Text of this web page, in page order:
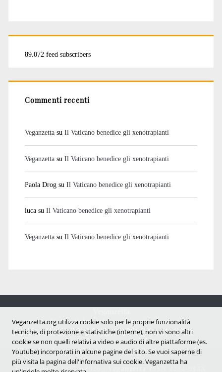
89.072 feed subscribers
Commenti recenti
Veganzettasu Il Vaticano benedice gli xenotrapianti
Veganzettasu Il Vaticano benedice gli xenotrapianti
Paola Drogsu Il Vaticano benedice gli xenotrapianti
lucasu Il Vaticano benedice gli xenotrapianti
Veganzettasu Il Vaticano benedice gli xenotrapianti
Notizie dal mondo vegan e antispecista
Copyright © 2007 - 2026 |
Veganzetta.org utilizza cookie solo per le proprie funzionalità
tecniche, di protezione e statistiche (interne), non vi sono altri
cookie se non quelli relativi a video e audio di altre piattaforme (es.
Youtube) incorporati in alcune pagine del sito. Se vuoi saperne di
più visita la pagina dell'infornativa sui cookie. Veganzetta ha